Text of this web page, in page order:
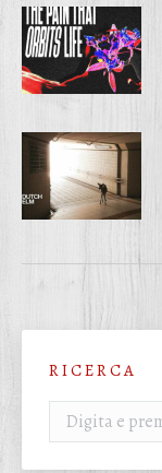
R I C E R C A
Cerca: